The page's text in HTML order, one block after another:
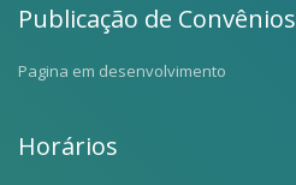
Publicação de Convênios
Pagina em desenvolvimento
Horários